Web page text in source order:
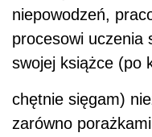
niepowodzeń,
procesowi uczenia
swojej książce (po
chętnie sięgam)
zarówno